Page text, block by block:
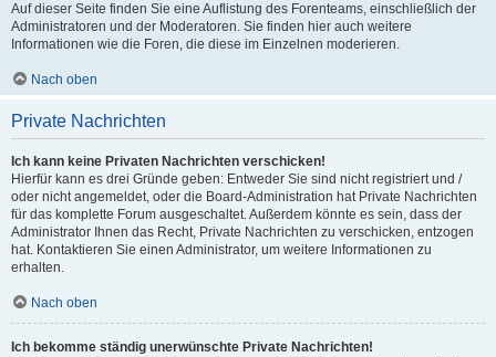
Auf dieser Seite finden Sie eine Auflistung des Forenteams, einschließlich der
Administratoren und der Moderatoren. Sie finden hier auch weitere
Informationen wie die Foren, die diese im Einzelnen moderieren.
Nach oben
Private Nachrichten
Ich kann keine Privaten Nachrichten verschicken!
Hierfür kann es drei Gründe geben: Entweder Sie sind nicht registriert und /
oder nicht angemeldet, oder die Board-Administration hat Private Nachrichten
für das komplette Forum ausgeschaltet. Außerdem könnte es sein, dass der
Administrator Ihnen das Recht, Private Nachrichten zu verschicken, entzogen
hat. Kontaktieren Sie einen Administrator, um weitere Informationen zu
erhalten.
Nach oben
Ich bekomme ständig unerwünschte Private Nachrichten!